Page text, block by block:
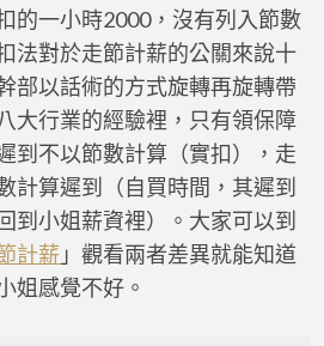
的一小時2000，沒有列入節數
法對於走節計薪的公關來說十
部以話術的方式旋轉再旋轉帶
大行業的經驗裡，只有領保障
到不以節數計算（實扣），走
計算遲到（自買時間，其遲到
到小姐薪資裡）。大家可以到
計薪 」觀看兩者差異就能知道
姐感覺不好。